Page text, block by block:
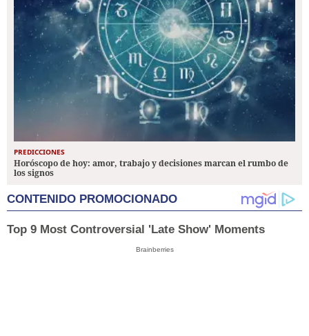
PREDICCIONES
Horóscopo de hoy: amor, trabajo y decisiones marcan el rumbo de
los signos
CONTENIDO PROMOCIONADO
Top 9 Most Controversial 'Late Show' Moments
Brainberries